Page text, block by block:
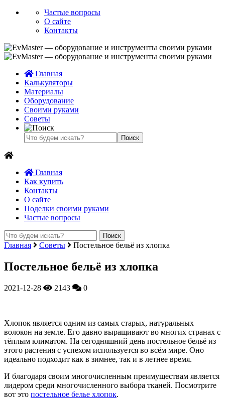
Частые вопросы
О сайте
Контакты
Главная
Калькуляторы
Материалы
Оборудование
Своими руками
Советы
Главная
Как купить
Контакты
О сайте
Поделки своими руками
Частые вопросы
Главная Советы Постельное бельё из хлопка
Постельное бельё из хлопка
2021-12-28 2143 0
Хлопок является одним из самых старых, натуральных
волокон на земле. Его давно выращивают во многих странах с
тёплым климатом. На сегодняшний день постельное бельё из
этого растения с успехом используется во всём мире. Оно
идеально подходит как в зимнее, так и в летнее время.
И благодаря своим многочисленным преимуществам является
лидером среди многочисленного выбора тканей. Посмотрите
вот это постельное белье хлопок.